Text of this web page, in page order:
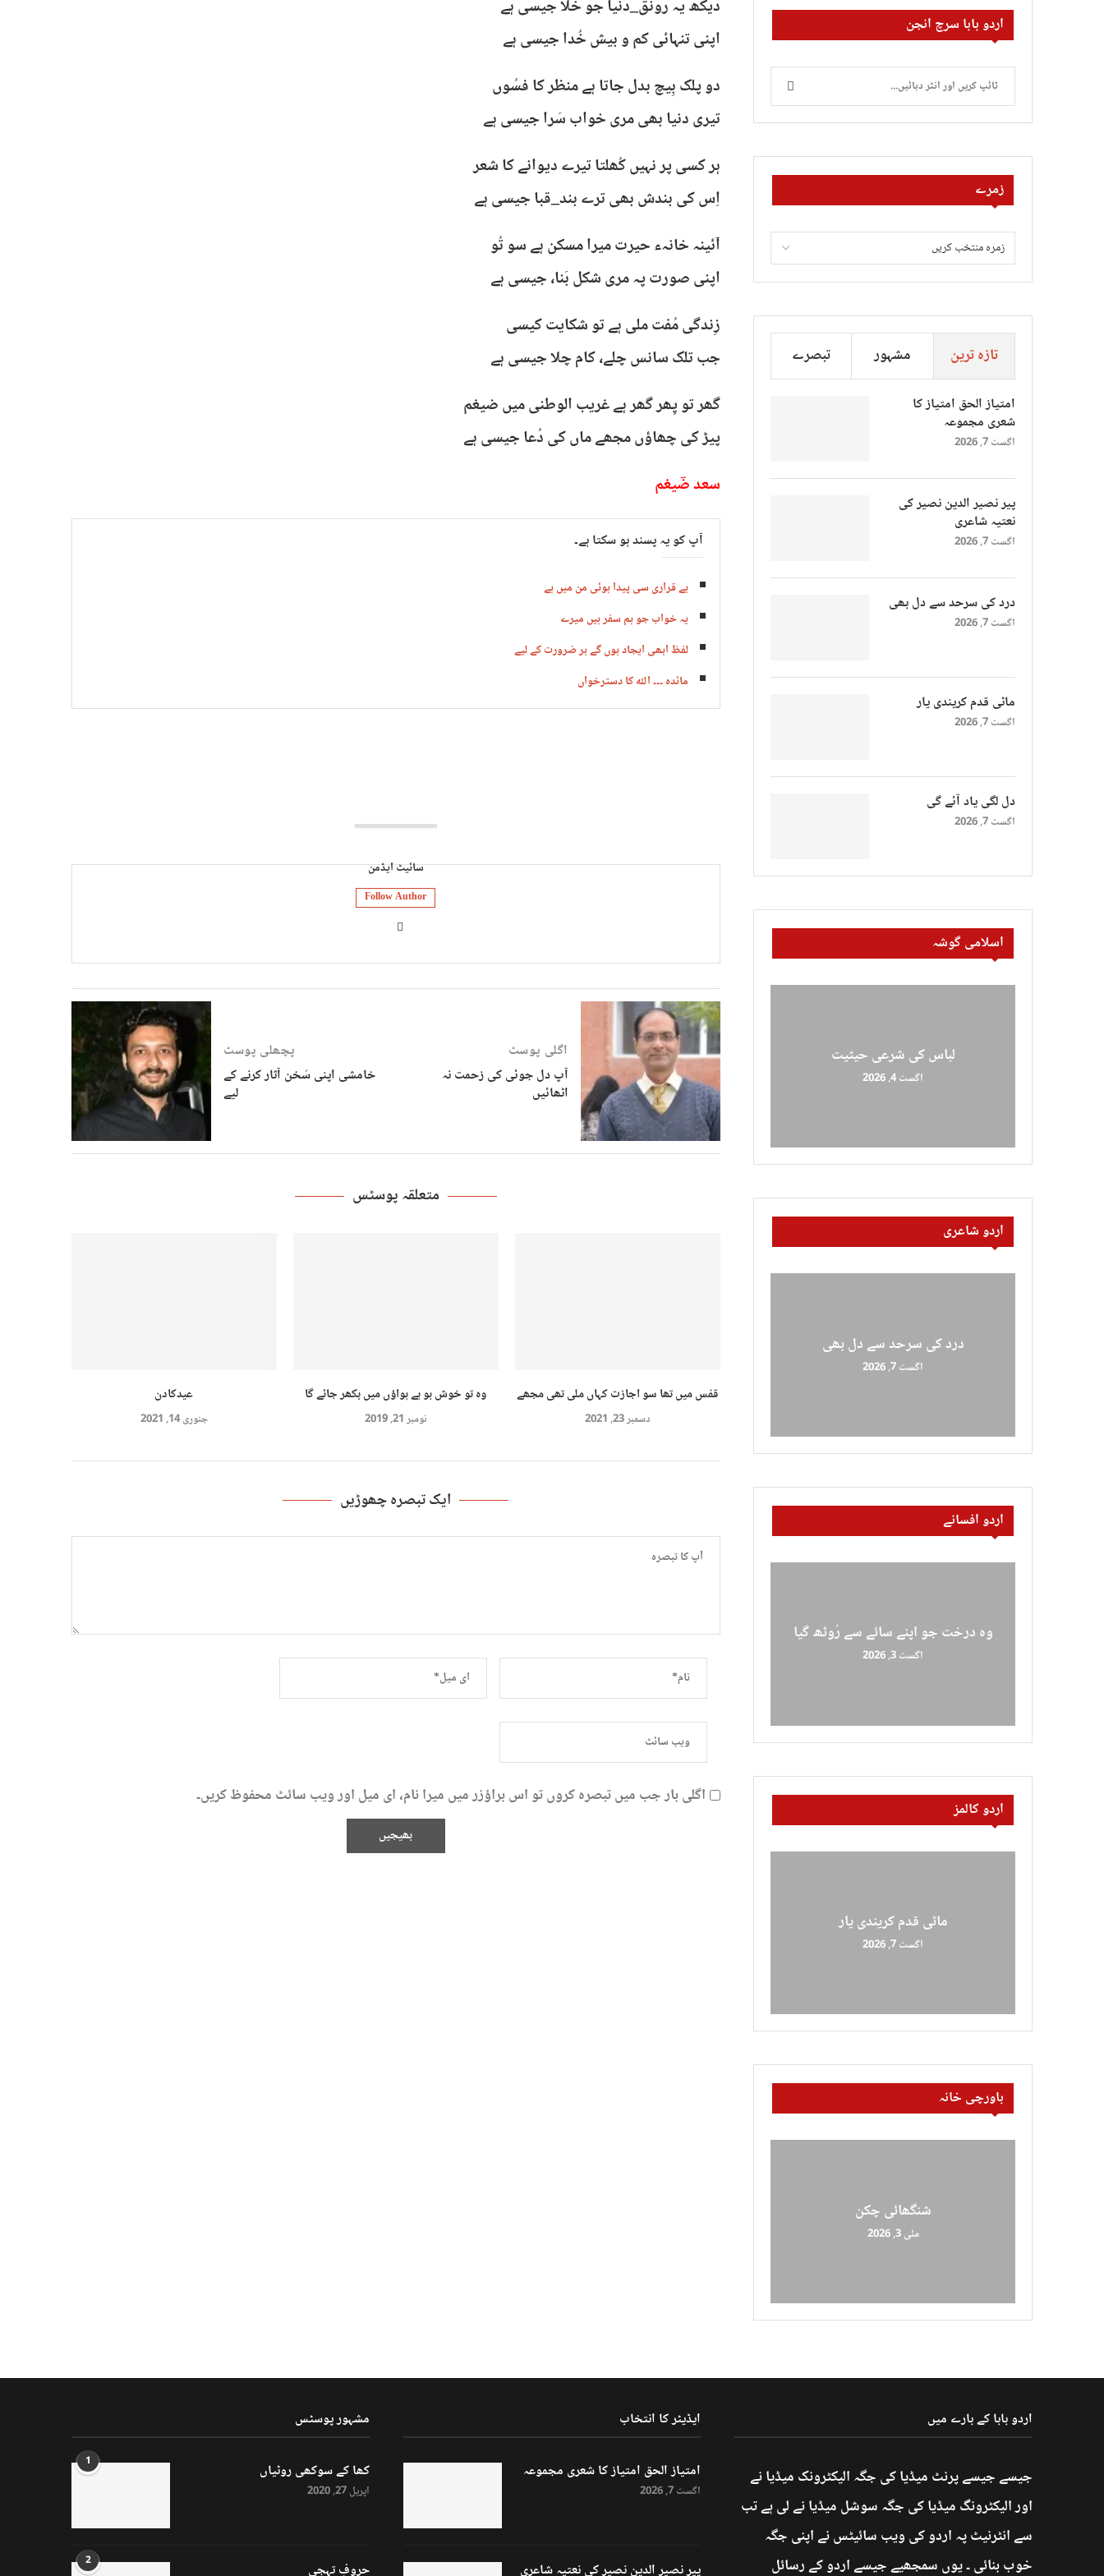
دیکھ یہ رونق_دنیا جو خَلا جیسی ہے
اپنی تنہائی کم و بیش خُدا جیسی ہے
دو پلک بِیچ بدل جاتا ہے منظر کا فسُوں
تیری دنیا بھی مری خواب سَرا جیسی ہے
ہر کسی پر نہیں کُھلتا تیرے دیوانے کا شعر
اِس کی بندش بھی ترے بند_قبا جیسی ہے
آئینہ خانہء حیرت میرا مسکن ہے سو تُو
اپنی صورت پہ مری شکل بَنا، جیسی ہے
زِندگی مُفت ملی ہے تو شکایت کیسی
جب تلک سانس چلے، کام چلا جیسی ہے
گھر تو پِھر گھر ہے غریب الوطنی میں ضیغم
پیڑ کی چھاؤں مجھے ماں کی دُعا جیسی ہے
سعد ضؔیغم
آپ کو یہ پسند ہو سکتا ہے۔
بے قراری سی پیدا ہوئی من میں ہے
یہ خواب جو ہم سفر ہیں میرے
لفظ ابھی ایجاد ہوں گے ہر ضرورت کے لیے
مائدہ ۔۔۔ اللہ کا دسترخواں
سائیٹ ایڈمن
Follow Author
اگلی پوسٹ
آپ دل جوئی کی زحمت نہ
اٹھائیں
پچھلی پوسٹ
خامشی اپنی سُخن آثار کرنے کے
لیے
متعلقہ پوسٹس
عیدکادن
جنوری 14, 2021
وہ تو خوش بو ہے ہواؤں میں بکھر جائے گا
نومبر 21, 2019
قفس میں تھا سو اجازت کہاں ملی تھی مجھے
دسمبر 23, 2021
ایک تبصرہ چھوڑیں
اگلی بار جب میں تبصرہ کروں تو اس براؤزر میں میرا نام، ای میل اور ویب سائٹ محفوظ کریں۔
اردو بابا سرچ انجن
زمرے
تازہ ترین مشہور تبصرے
امتیاز الحق امتیاز کا
شعری مجموعہ
اگست 7, 2026
پیر نصیر الدین نصیر کی
نعتیہ شاعری
اگست 7, 2026
درد کی سرحد سے دل بھی
اگست 7, 2026
ماٹی قدم کریندی یار
اگست 7, 2026
دل لگی یاد آئے گی
اگست 7, 2026
اسلامی گوشہ
لباس کی شرعی حیثیت
اگست 4, 2026
اردو شاعری
درد کی سرحد سے دل بھی
اگست 7, 2026
اردو افسانے
وہ درخت جو اپنے سائے سے رُوٹھ گیا
اگست 3, 2026
اردو کالمز
ماٹی قدم کریندی یار
اگست 7, 2026
باورچی خانہ
شنگھائی چکن
مئی 3, 2026
اردو بابا کے بارے میں
جیسے جیسے پرنٹ میڈیا کی جگہ الیکٹرونک میڈیا نے
اور الیکٹرونگ میڈیا کی جگہ سوشل میڈیا نے لی ہے تب
سے انٹرنیٹ پہ اردو کی ویب سائیٹس نے اپنی جگہ
خوب بنائی ۔ یوں سمجھیے جیسے اردو کے رسائل
ایڈیٹر کا انتخاب
امتیاز الحق امتیاز کا شعری مجموعہ
اگست 7, 2026
پیر نصیر الدین نصیر کی نعتیہ شاعری
مشہور پوسٹس
1 کھا کے سوکھی روٹیاں
اپریل 27, 2020
2 حروفِ تہجی